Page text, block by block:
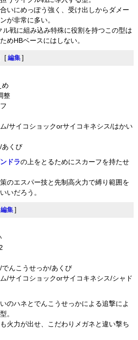
いにめっぽう強く、受け出しからダメー
が非常に多い。
戦に組み込み特殊に役割を持つこの型は
めHBベースにはしない。
[ 編集 ]
め
整
/サイコショックorサイコキネシス/はかい
あくび
ドラの上をとるためにスカーフを持たせ
のエスパー技と先制高火力で縛り範囲を
いだろう。
編集 ]
んこうせっか/あくび
/サイコショックorサイコキネシス/シャド
のハネとでんこうせっかによる追撃によ
。
火力が出せ、こだわりメガネと違い撃ち